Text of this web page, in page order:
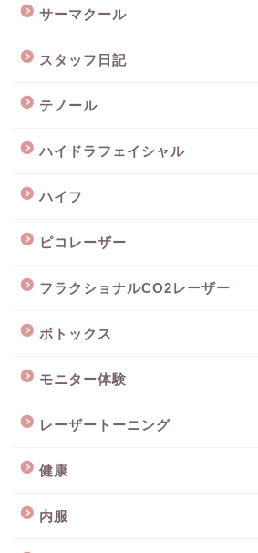
サーマクール
スタッフ日記
テノール
ハイドラフェイシャル
ハイフ
ピコレーザー
フラクショナルCO2レーザー
ボトックス
モニター体験
レーザートーニング
健康
内服